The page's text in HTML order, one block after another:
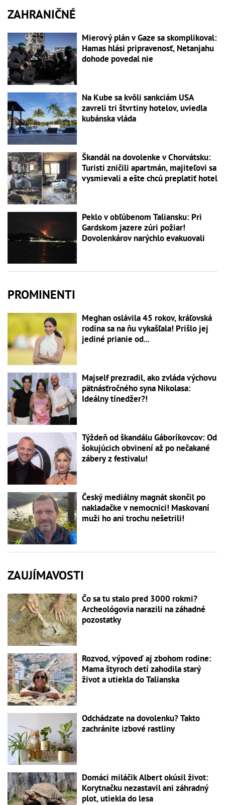
ZAHRANIČNÉ
Mierový plán v Gaze sa skomplikoval:
Hamas hlási pripravenosť, Netanjahu
dohode povedal nie
Na Kube sa kvôli sankciám USA
zavreli tri štvrtiny hotelov, uviedla
kubánska vláda
Škandál na dovolenke v Chorvátsku:
Turisti zničili apartmán, majiteľovi sa
vysmievali a ešte chcú preplatiť hotel
Peklo v obľúbenom Taliansku: Pri
Gardskom jazere zúri požiar!
Dovolenkárov narýchlo evakuovali
PROMINENTI
Meghan oslávila 45 rokov, kráľovská
rodina sa na ňu vykašľala! Prišlo jej
jediné prianie od...
Majself prezradil, ako zvláda výchovu
pätnásťročného syna Nikolasa:
Ideálny tínedžer?!
Týždeň od škandálu Gáboríkovcov: Od
šokujúcich obvinení až po nečakané
zábery z festivalu!
Český mediálny magnát skončil po
nakladačke v nemocnici! Maskovaní
muži ho ani trochu nešetrili!
ZAUJÍMAVOSTI
Čo sa tu stalo pred 3000 rokmi?
Archeológovia narazili na záhadné
pozostatky
Rozvod, výpoveď aj zbohom rodine:
Mama štyroch detí zahodila starý
život a utiekla do Talianska
Odchádzate na dovolenku? Takto
zachránite izbové rastliny
Domáci miláčik Albert okúsil život:
Korytnačku nezastavil ani záhradný
plot, utiekla do lesa